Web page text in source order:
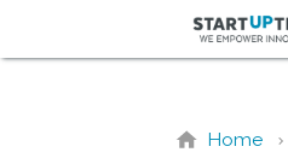
Home